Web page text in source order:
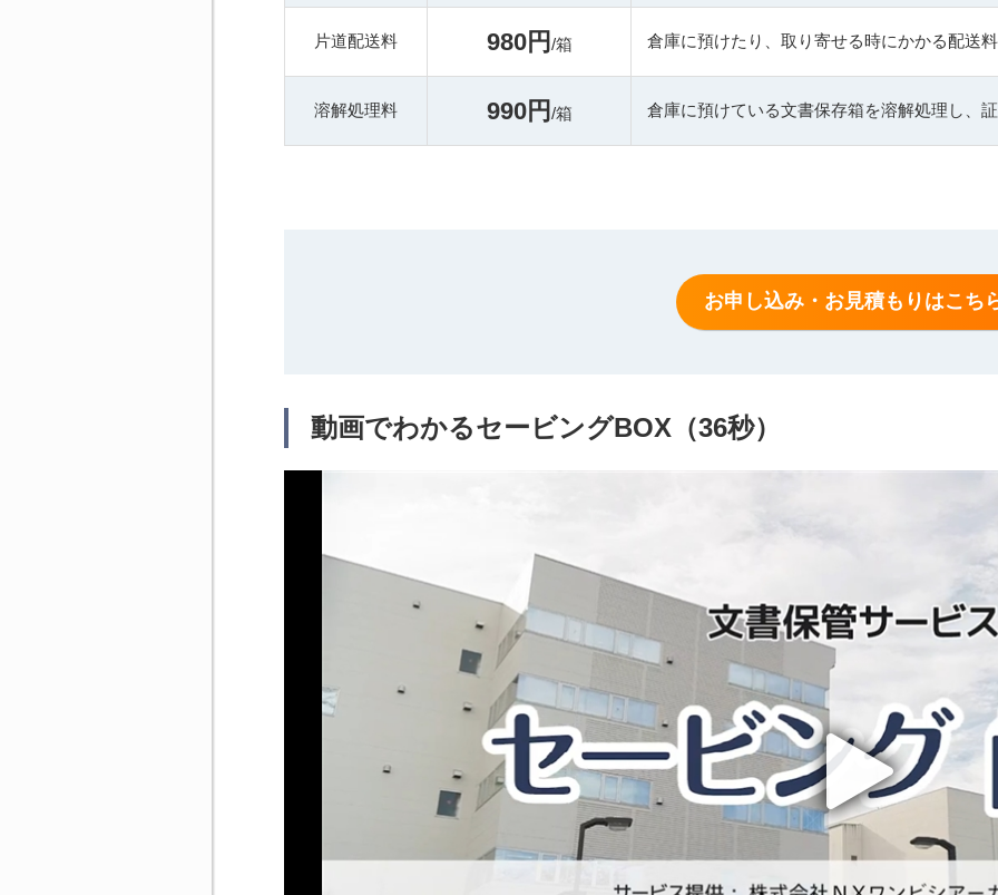
片道配送料 980円 /箱 倉庫に預けたり、取り寄せる時にかかる配送
溶解処理料 990円 /箱 倉庫に預けている文書保存箱を溶解処理し、
お申し込み・お見積もりはこち
動画でわかるセービングBOX（36秒）